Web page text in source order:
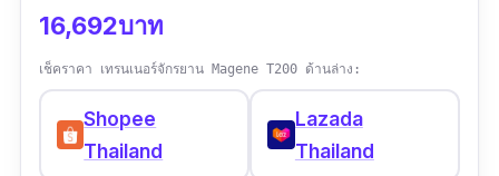
16,692บาท
เช็คราคา เทรนเนอร์จักรยาน Magene T200 ด้านล่าง:
Shopee
Thailand
Lazada
Thailand